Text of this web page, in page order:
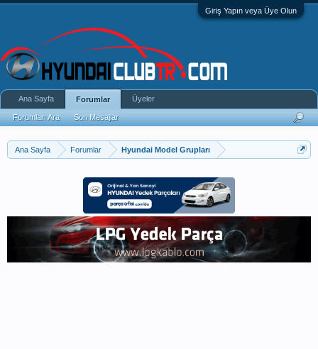
Giriş Yapın veya Üye Olun
Ana Sayfa Forumlar Hyundai Model Grupları
Ana Sayfa Forumlar
Forumları Ara Son Mesajlar
Üyeler